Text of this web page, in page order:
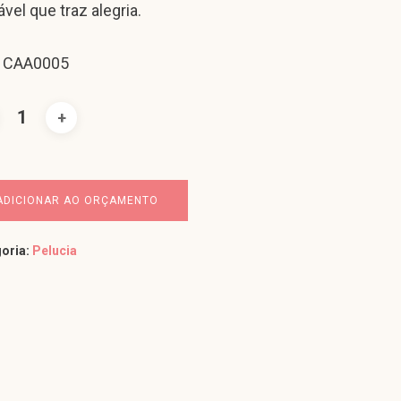
que traz alegria.
CAA0005
AO ORÇAMENTO
Pelucia